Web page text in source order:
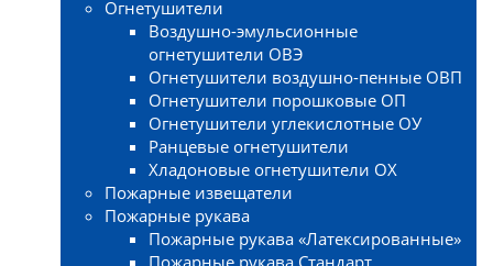
Огнетушители
Воздушно-эмульсионные
огнетушители ОВЭ
Огнетушители воздушно-пенные ОВП
Огнетушители порошковые ОП
Огнетушители углекислотные ОУ
Ранцевые огнетушители
Хладоновые огнетушители ОХ
Пожарные извещатели
Пожарные рукава
Пожарные рукава «Латексированные»
Пожарные рукава Стандарт